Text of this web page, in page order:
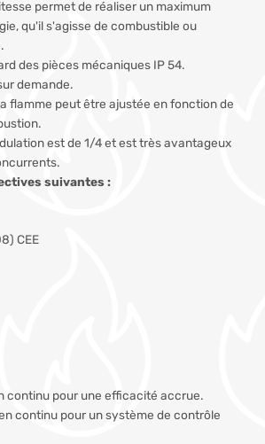
permet de réaliser un maximum
qu'il s'agisse de combustible ou
des pièces mécaniques IP 54.
demande.
flamme peut être ajustée en fonction de
est de 1/4 et est très avantageux
suivantes :
CEE
continu pour une efficacité accrue.
continu pour un système de contrôle